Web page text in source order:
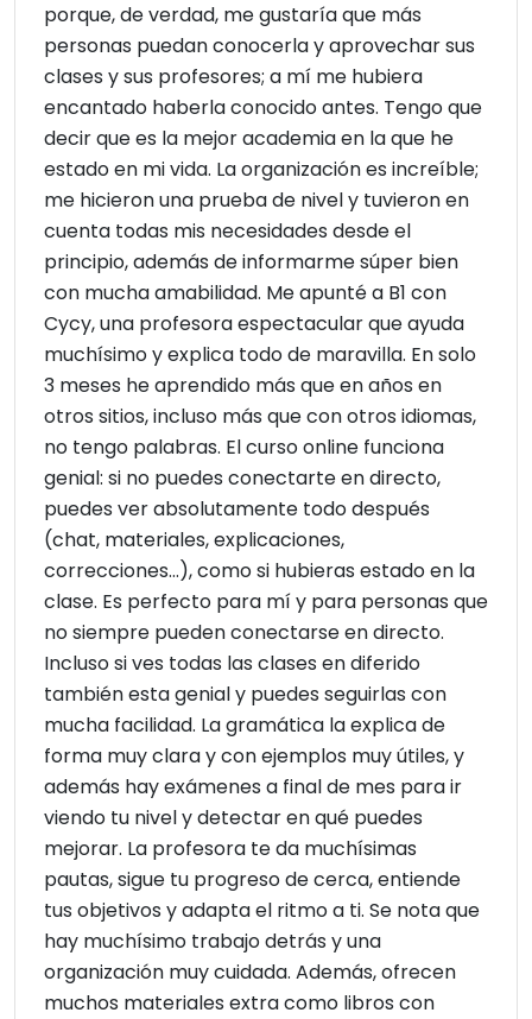
porque, de verdad, me gustaría que más
personas puedan conocerla y aprovechar sus
clases y sus profesores; a mí me hubiera
encantado haberla conocido antes. Tengo que
decir que es la mejor academia en la que he
estado en mi vida. La organización es increíble;
me hicieron una prueba de nivel y tuvieron en
cuenta todas mis necesidades desde el
principio, además de informarme súper bien
con mucha amabilidad. Me apunté a B1 con
Cycy, una profesora espectacular que ayuda
muchísimo y explica todo de maravilla. En solo
3 meses he aprendido más que en años en
otros sitios, incluso más que con otros idiomas,
no tengo palabras. El curso online funciona
genial: si no puedes conectarte en directo,
puedes ver absolutamente todo después
(chat, materiales, explicaciones,
correcciones…), como si hubieras estado en la
clase. Es perfecto para mí y para personas que
no siempre pueden conectarse en directo.
Incluso si ves todas las clases en diferido
también esta genial y puedes seguirlas con
mucha facilidad. La gramática la explica de
forma muy clara y con ejemplos muy útiles, y
además hay exámenes a final de mes para ir
viendo tu nivel y detectar en qué puedes
mejorar. La profesora te da muchísimas
pautas, sigue tu progreso de cerca, entiende
tus objetivos y adapta el ritmo a ti. Se nota que
hay muchísimo trabajo detrás y una
organización muy cuidada. Además, ofrecen
muchos materiales extra como libros con